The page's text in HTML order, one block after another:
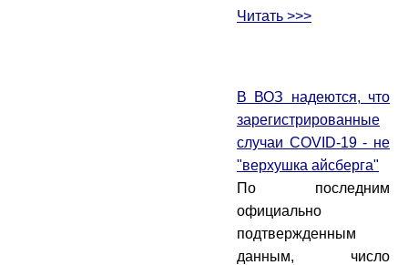
Читать >>>
В ВОЗ надеются, что
зарегистрированные
случаи COVID-19 - не
"верхушка айсберга"
По последним
официально
подтвержденным
данным, число